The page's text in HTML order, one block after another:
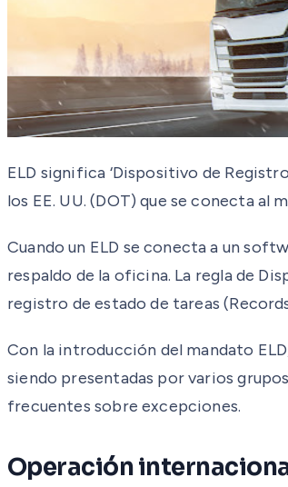
ELD significa ‘Dispositivo de
los EE. UU. (DOT) que se conecta al
Cuando un ELD se conecta a un
respaldo de la oficina. La regla de
registro de estado de tareas
Con la introducción del mandato
siendo presentadas por varios
frecuentes sobre excepciones.
Operación